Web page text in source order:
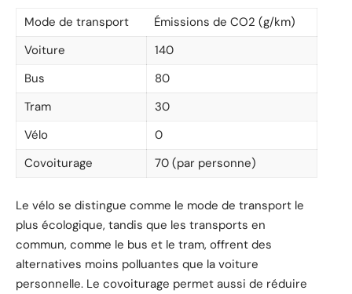
Mode de transport
Émissions de CO2 (g/km)
Voiture
140
Bus
80
Tram
30
Vélo
0
Covoiturage
70 (par personne)
Le vélo se distingue comme le mode de transport le
plus écologique, tandis que les transports en
commun, comme le bus et le tram, offrent des
alternatives moins polluantes que la voiture
personnelle. Le covoiturage permet aussi de réduire